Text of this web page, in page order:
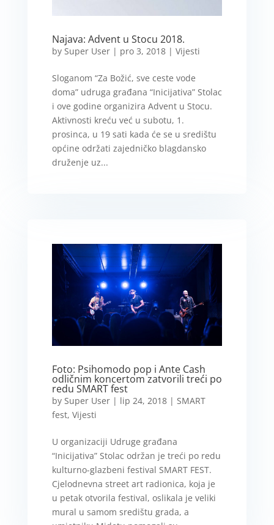
Najava: Advent u Stocu 2018.
by Super User| pro 3, 2018| Vijesti
Sloganom “Za Božić, sve ceste vode
doma” udruga građana “Inicijativa” Stolac
i ove godine organizira Advent u Stocu.
Aktivnosti kreću već u subotu, 1.
prosinca, u 19 sati kada će se u središtu
općine održati zajedničko blagdansko
druženje uz...
Foto: Psihomodo pop i Ante Cash
odličnim koncertom zatvorili treći po
redu SMART fest
by Super User| lip 24, 2018| SMART
fest, Vijesti
U organizaciji Udruge građana
“Inicijativa” Stolac održan je treći po redu
kulturno-glazbeni festival SMART FEST.
Cjelodnevna street art radionica, koja je
u petak otvorila festival, oslikala je veliki
mural u samom središtu grada, a